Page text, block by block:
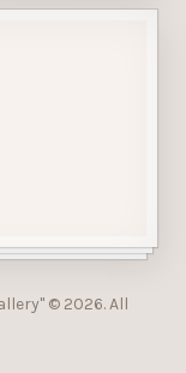
© 2026. All